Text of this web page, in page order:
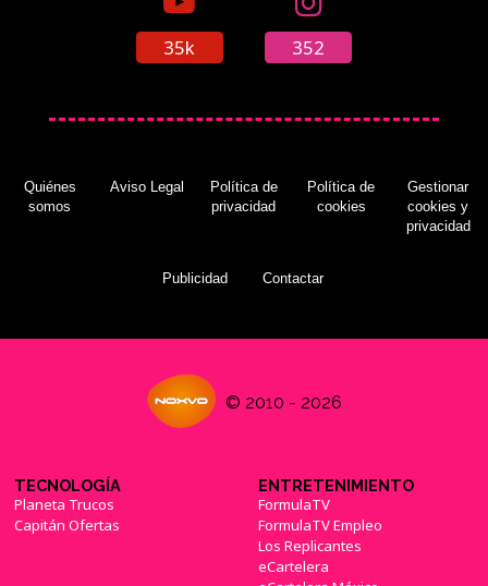
35k 352
Quiénes
somos
Aviso Legal
Política de
privacidad
Política de
cookies
Gestionar
cookies y
privacidad
Publicidad Contactar
© 2010 - 2026
TECNOLOGÍA
Planeta Trucos
Capitán Ofertas
ENTRETENIMIENTO
FormulaTV
FormulaTV Empleo
Los Replicantes
eCartelera